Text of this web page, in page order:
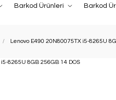
Barkod Ürünleri Barkod
Lenovo E490 20N80075TX i5-8265U